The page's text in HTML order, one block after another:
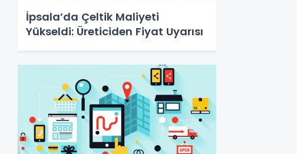
İpsala’da Çeltik Maliyeti
Yükseldi: Üreticiden Fiyat Uyarısı